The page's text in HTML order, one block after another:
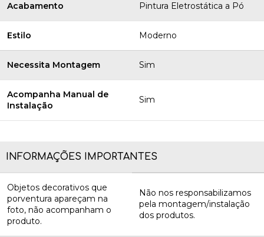
Acabamento Pintura Eletrostática a Pó
Estilo Moderno
Necessita Montagem Sim
Acompanha Manual de
Instalação
Sim
INFORMAÇÕES IMPORTANTES
Objetos decorativos que
porventura apareçam na
foto, não acompanham o
produto.
Não nos responsabilizamos
pela montagem/instalação
dos produtos.